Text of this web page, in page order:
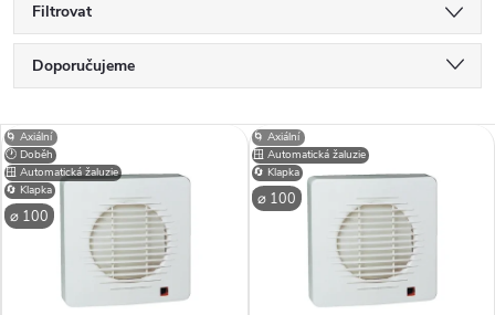
Filtrovat
Ř
a
z
e
Doporučujeme
Nejdražší
Nejprodávanější
Abecedně
V
ý
🕐 Doběh
🪟 Automatická žaluzie
⌀ 100
🌀 Axiální
🔄 Klapka
🪟 Automatická žaluzie
⌀ 100
🌀 Axiální
🔄 Klapka